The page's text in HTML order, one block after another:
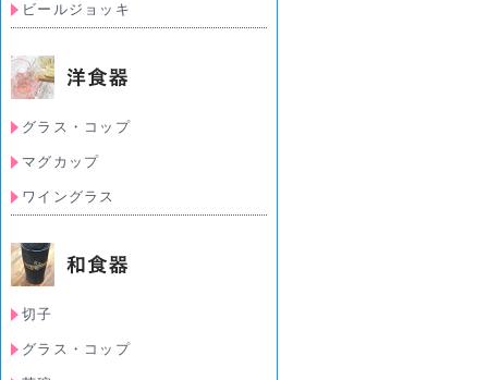
ビールジョッキ
グラス・コップ
マグカップ
ワイングラス
切子
グラス・コップ